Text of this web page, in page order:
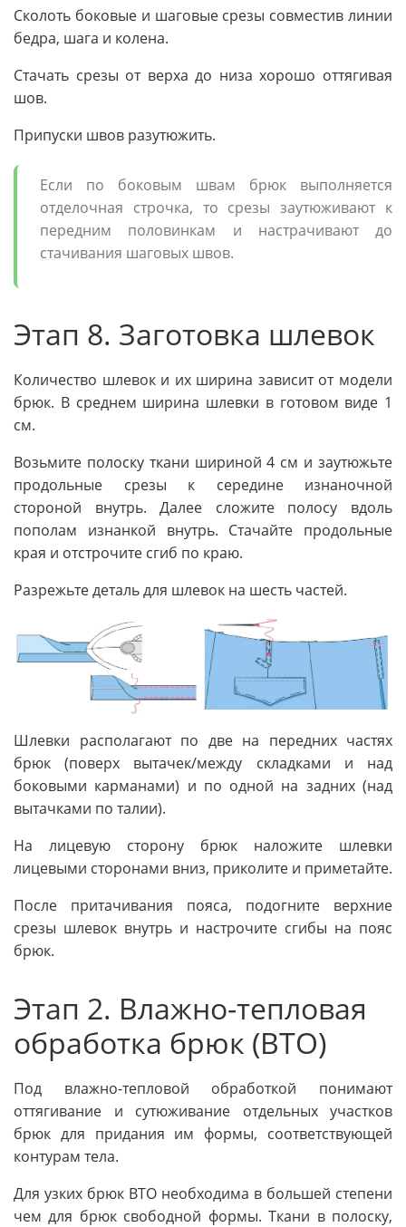
Сколоть боковые и шаговые срезы совместив линии
бедра, шага и колена.
Стачать срезы от верха до низа хорошо оттягивая
шов.
Припуски швов разутюжить.
Если по боковым швам брюк выполняется
отделочная строчка, то срезы заутюживают к
передним половинкам и настрачивают до
стачивания шаговых швов.
Этап 8. Заготовка шлевок
Количество шлевок и их ширина зависит от модели
брюк. В среднем ширина шлевки в готовом виде 1
см.
Возьмите полоску ткани шириной 4 см и заутюжьте
продольные срезы к середине изнаночной
стороной внутрь. Далее сложите полосу вдоль
пополам изнанкой внутрь. Стачайте продольные
края и отстрочите сгиб по краю.
Разрежьте деталь для шлевок на шесть частей.
Шлевки располагают по две на передних частях
брюк (поверх вытачек/между складками и над
боковыми карманами) и по одной на задних (над
вытачками по талии).
На лицевую сторону брюк наложите шлевки
лицевыми сторонами вниз, приколите и приметайте.
После притачивания пояса, подогните верхние
срезы шлевок внутрь и настрочите сгибы на пояс
брюк.
Этап 2. Влажно-тепловая
обработка брюк (ВТО)
Под влажно-тепловой обработкой понимают
оттягивание и сутюживание отдельных участков
брюк для придания им формы, соответствующей
контурам тела.
Для узких брюк ВТО необходима в большей степени
чем для брюк свободной формы. Ткани в полоску,